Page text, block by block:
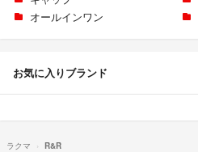
オールインワン
お気に入りブランド
ラクマ R&R